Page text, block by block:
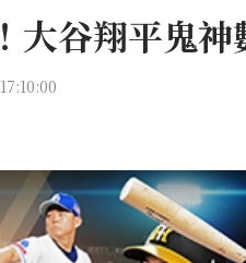
大谷翔平鬼